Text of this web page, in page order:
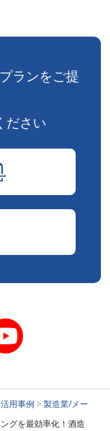
ランをご提
ださい
用事例 >製造業/メー
グを最効率化！酒造